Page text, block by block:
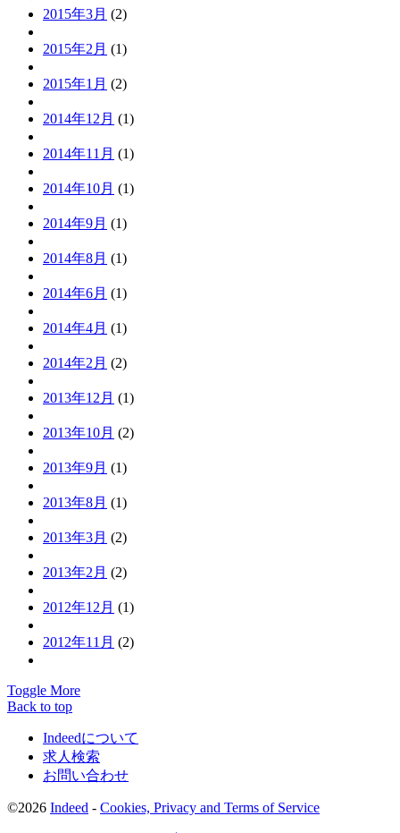
2015年3月 (2)
2015年2月 (1)
2015年1月 (2)
2014年12月 (1)
2014年11月 (1)
2014年10月 (1)
2014年9月 (1)
2014年8月 (1)
2014年6月 (1)
2014年4月 (1)
2014年2月 (2)
2013年12月 (1)
2013年10月 (2)
2013年9月 (1)
2013年8月 (1)
2013年3月 (2)
2013年2月 (2)
2012年12月 (1)
2012年11月 (2)
Toggle More
Back to top
Indeedについて
求人検索
お問い合わせ
©2026 Indeed - Cookies, Privacy and Terms of Service